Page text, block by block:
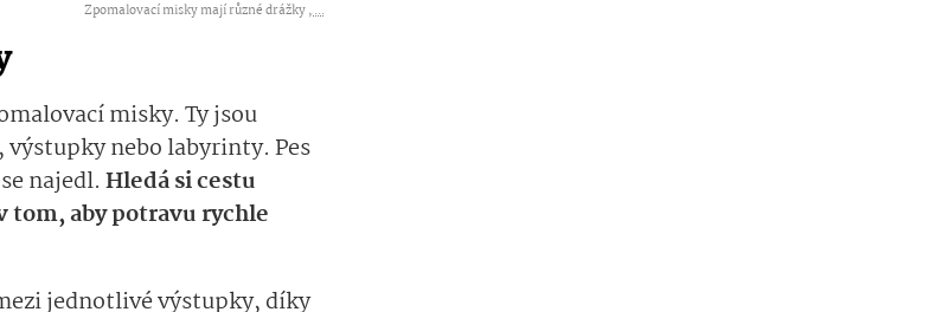
Zpomalovací misky mají různé drážky ,...
misky. Ty jsou
nebo labyrinty. Pes
najedl. Hledá si cestu
aby potravu rychle
jednotlivé výstupky, díky